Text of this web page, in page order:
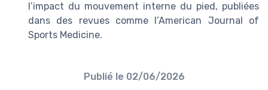
l’impact du mouvement interne du pied, publiées
dans des revues comme l’American Journal of
Sports Medicine.
Publié le 02/06/2026